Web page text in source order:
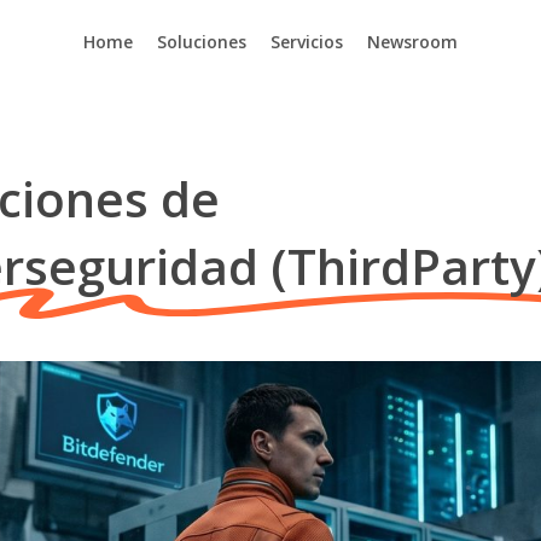
Home Soluciones Servicios Newsroom
de